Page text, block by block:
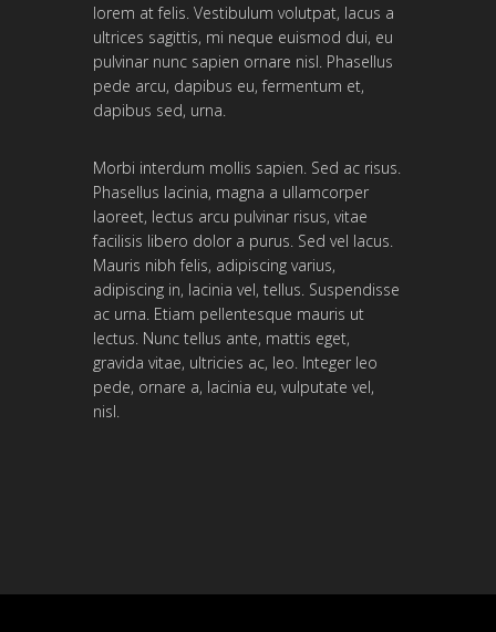
lorem at felis. Vestibulum volutpat, lacus a
ultrices sagittis, mi neque euismod dui, eu
pulvinar nunc sapien ornare nisl. Phasellus
pede arcu, dapibus eu, fermentum et,
dapibus sed, urna.
Morbi interdum mollis sapien. Sed ac risus.
Phasellus lacinia, magna a ullamcorper
laoreet, lectus arcu pulvinar risus, vitae
facilisis libero dolor a purus. Sed vel lacus.
Mauris nibh felis, adipiscing varius,
adipiscing in, lacinia vel, tellus. Suspendisse
ac urna. Etiam pellentesque mauris ut
lectus. Nunc tellus ante, mattis eget,
gravida vitae, ultricies ac, leo. Integer leo
pede, ornare a, lacinia eu, vulputate vel,
nisl.